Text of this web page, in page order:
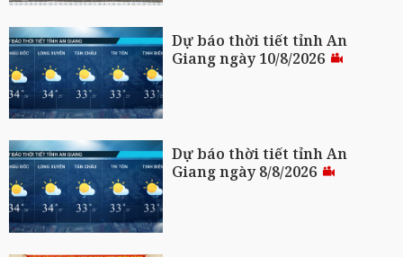
Dự báo thời tiết tỉnh An
Giang ngày 10/8/2026
Dự báo thời tiết tỉnh An
Giang ngày 8/8/2026